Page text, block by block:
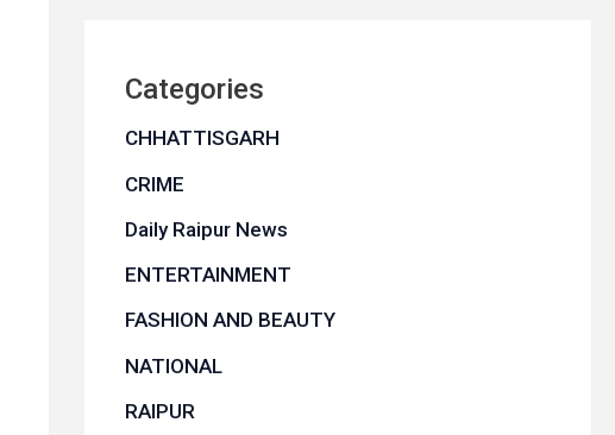
Categories
CHHATTISGARH
CRIME
Daily Raipur News
ENTERTAINMENT
FASHION AND BEAUTY
NATIONAL
RAIPUR